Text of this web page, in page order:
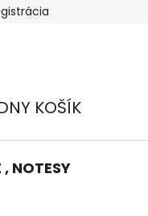
Odstúpenie od
KOŠÍK
, NOTESY